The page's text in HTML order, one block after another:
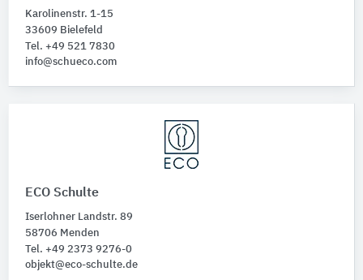
Karolinenstr. 1-15
33609 Bielefeld
Tel. +49 521 7830
info@schueco.com
ECO Schulte
Iserlohner Landstr. 89
58706 Menden
Tel. +49 2373 9276-0
objekt@eco-schulte.de